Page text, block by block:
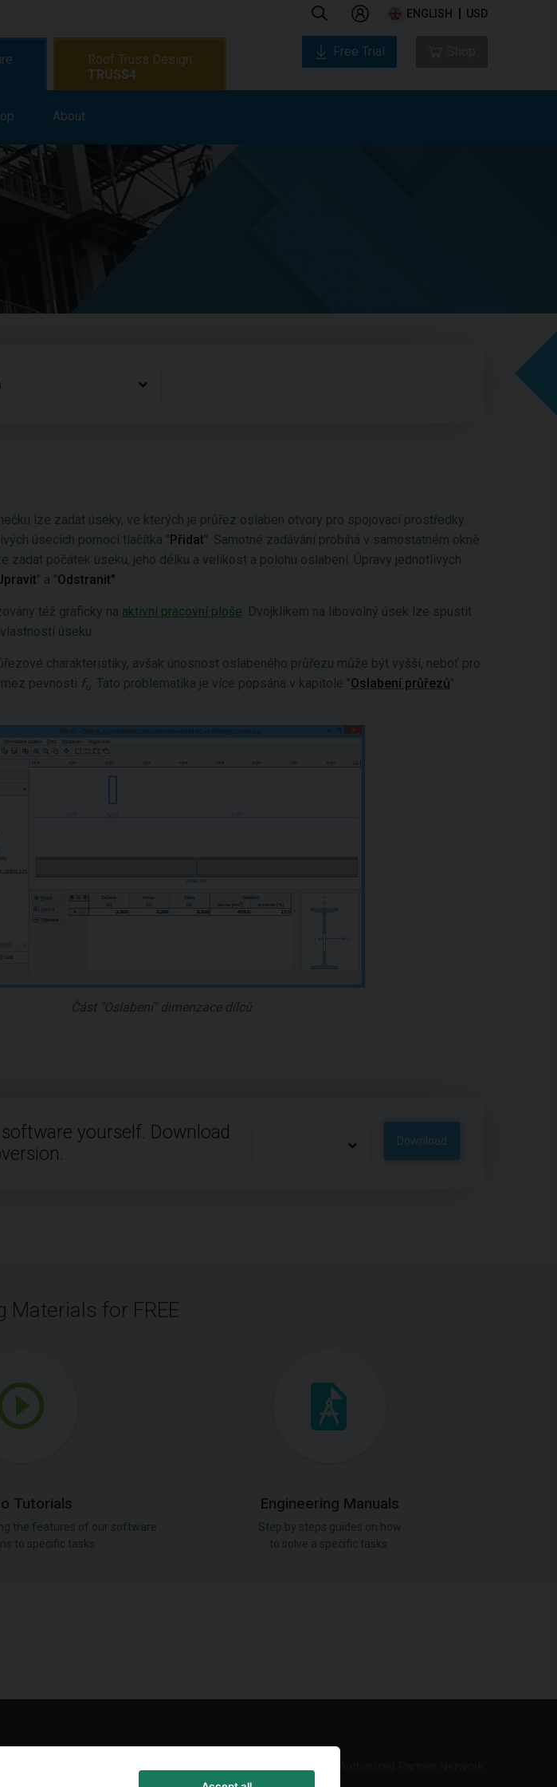
ENGLISH USD
News Shop
About
Roof Truss Design
TRUSS4
Free Trial
lze zadat úseky, ve kterých je průřez oslaben otvory pro spojovací prostředky.
úsecích pomocí tlačítka "Přidat". Samotné zadávání probíhá v samostatném okně
zadat počátek úseku, jeho délku a velikost a polohu oslabení. Úpravy jednotlivých
" a "Odstranit"
též graficky na aktivní pracovní ploše . Dvojklikem na libovolný úsek lze spustit
úseku.
charakteristiky, avšak únosnost oslabeného průřezu může být vyšší, neboť pro
pevnosti fu . Tato problematika je více popsána v kapitole "Oslabení průřezů"
Část "Oslabení" dimenzace dílců
yourself. Download
Download
Materials for FREE
Tutorials Engineering Manuals